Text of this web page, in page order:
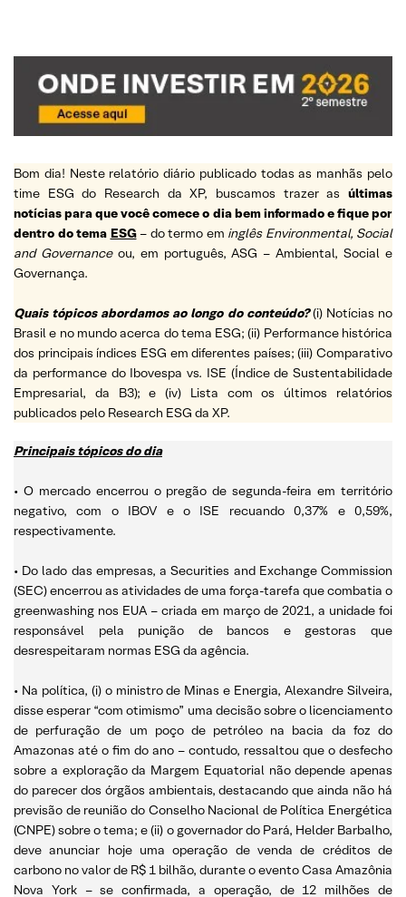
Bom dia! Neste relatório diário publicado todas as manhãs pelo
time ESG do Research da XP, buscamos trazer as últimas
notícias para que você comece o dia bem informado e fique por
dentro do tema ESG – do termo em inglês Environmental, Social
and Governance ou, em português, ASG – Ambiental, Social e
Governança.
Quais tópicos abordamos ao longo do conteúdo? (i) Notícias no
Brasil e no mundo acerca do tema ESG; (ii) Performance histórica
dos principais índices ESG em diferentes países; (iii) Comparativo
da performance do Ibovespa vs. ISE (Índice de Sustentabilidade
Empresarial, da B3); e (iv) Lista com os últimos relatórios
publicados pelo Research ESG da XP.
Principais tópicos do dia
• O mercado encerrou o pregão de segunda-feira em território
negativo, com o IBOV e o ISE recuando 0,37% e 0,59%,
respectivamente.
• Do lado das empresas, a Securities and Exchange Commission
(SEC) encerrou as atividades de uma força-tarefa que combatia o
greenwashing nos EUA – criada em março de 2021, a unidade foi
responsável pela punição de bancos e gestoras que
desrespeitaram normas ESG da agência.
• Na política, (i) o ministro de Minas e Energia, Alexandre Silveira,
disse esperar “com otimismo” uma decisão sobre o licenciamento
de perfuração de um poço de petróleo na bacia da foz do
Amazonas até o fim do ano – contudo, ressaltou que o desfecho
sobre a exploração da Margem Equatorial não depende apenas
do parecer dos órgãos ambientais, destacando que ainda não há
previsão de reunião do Conselho Nacional de Política Energética
(CNPE) sobre o tema; e (ii) o governador do Pará, Helder Barbalho,
deve anunciar hoje uma operação de venda de créditos de
carbono no valor de R$ 1 bilhão, durante o evento Casa Amazônia
Nova York – se confirmada, a operação, de 12 milhões de